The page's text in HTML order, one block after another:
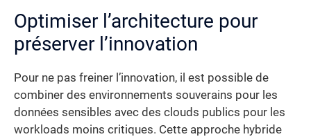
Optimiser l’architecture pour
préserver l’innovation
Pour ne pas freiner l’innovation, il est possible de
combiner des environnements souverains pour les
données sensibles avec des clouds publics pour les
workloads moins critiques. Cette approche hybride